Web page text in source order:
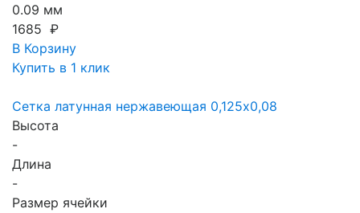
0.09 мм
1685 ₽
В Корзину
Купить в 1 клик
Сетка латунная нержавеющая 0,125x0,08
Высота
-
Длина
-
Размер ячейки